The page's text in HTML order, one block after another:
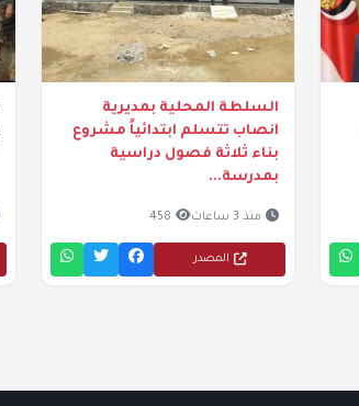
السلطة المحلية بمديرية
انصاب تتسلم ابتدائياً مشروع
بناء ثلاثة فصول دراسية
بمدرسة...
منذ 3 ساعات 458
المصدر